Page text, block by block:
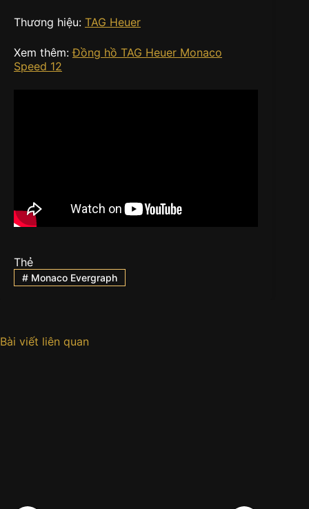
Thương hiệu: TAG Heuer
Xem thêm:Đồng hồ TAG Heuer Monaco
Speed ​​12
Thẻ
#Monaco Evergraph
Bài viết liên quan